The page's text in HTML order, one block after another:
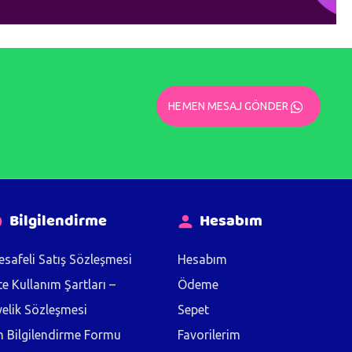
HEMEN MESAJ GÖNDER
Bilgilendirme
Satış Sözleşmesi
Kullanım Şartları –
Sözleşmesi
Bilgilendirme Formu
Hesabım
Hesabım
Ödeme
Sepet
Favorilerim